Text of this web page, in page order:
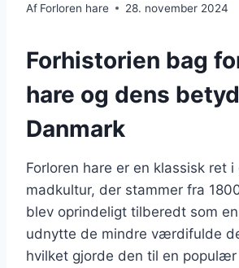
Af Forloren hare 28. november 2024
Forhistorien bag
hare og dens
Danmark
Forloren hare er en klassisk ret i
madkultur, der stammer fra
blev oprindeligt tilberedt som
udnytte de mindre værdifulde
hvilket gjorde den til en